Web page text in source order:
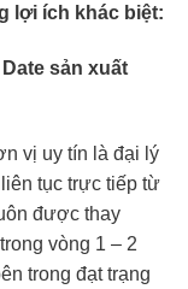
lợi ích khác biệt:
sản xuất
vị uy tín là đại lý
tục trực tiếp từ
được thay
vòng 1 – 2
trong đạt trạng